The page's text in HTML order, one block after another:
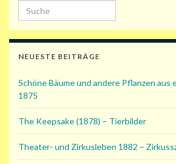
Search for:
NEUESTE BEITRÄGE
Schöne Bäume und andere Pflanzen aus
1875
The Keepsake (1878) – Tierbilder
Theater- und Zirkusleben 1882 –